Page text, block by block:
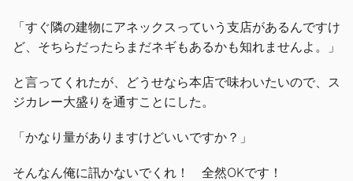
「すぐ隣の建物にアネックスっていう支店があるんですけ
ど、そちらだったらまだネギもあるかも知れませんよ。」
と言ってくれたが、どうせなら本店で味わいたいので、ス
ジカレー大盛りを通すことにした。
「かなり量がありますけどいいですか？」
そんなん俺に訊かないでくれ！ 全然OKです！